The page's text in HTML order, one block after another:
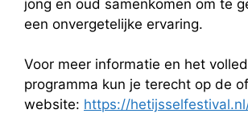
jong en oud samenkomen om te
een onvergetelijke ervaring.
Voor meer informatie en het
programma kun je terecht op de
website: https://